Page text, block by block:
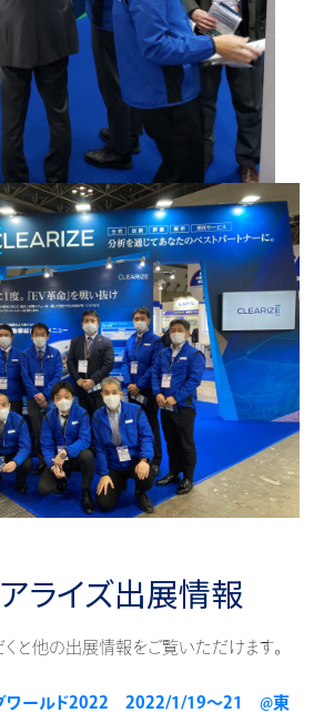
ライズ出展情報
くと他の出展情報をご覧いただけます。
ワールド2022 2022/1/19～21 @東